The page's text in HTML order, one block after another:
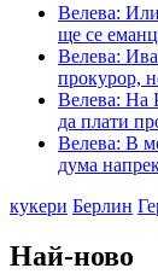
Велева:
ще се
Велева:
прокурор,
Велева: На
да плати
Велева: В
дума
кукери Берлин
Най-ново